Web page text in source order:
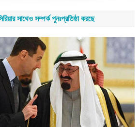
সাথেও সম্পর্ক পুনঃপ্রতিষ্ঠা করছে